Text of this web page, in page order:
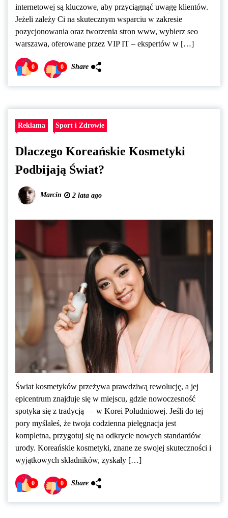
internetowej są kluczowe, aby przyciągnąć uwagę klientów.
Jeżeli zależy Ci na skutecznym wsparciu w zakresie
pozycjonowania oraz tworzenia stron www, wybierz seo
warszawa, oferowane przez VIP IT – ekspertów w […]
0 0 Share
Reklama Sport i Zdrowie
Dlaczego Koreańskie Kosmetyki
Podbijają Świat?
Marcin 2 lata ago
Świat kosmetyków przeżywa prawdziwą rewolucję, a jej
epicentrum znajduje się w miejscu, gdzie nowoczesność
spotyka się z tradycją — w Korei Południowej. Jeśli do tej
pory myślałeś, że twoja codzienna pielęgnacja jest
kompletna, przygotuj się na odkrycie nowych standardów
urody. Koreańskie kosmetyki, znane ze swojej skuteczności i
wyjątkowych składników, zyskały […]
0 0 Share